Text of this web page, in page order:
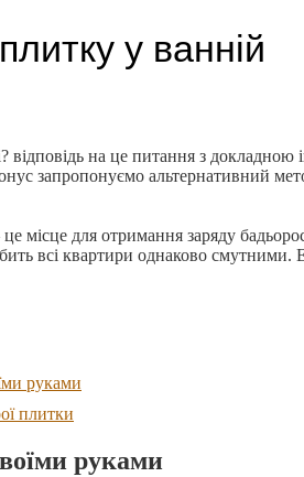
у ванній
відповідь на це питання з
запропонуємо альтернативний
місце для отримання заряду
всі квартири однаково
руками
плитки
руками